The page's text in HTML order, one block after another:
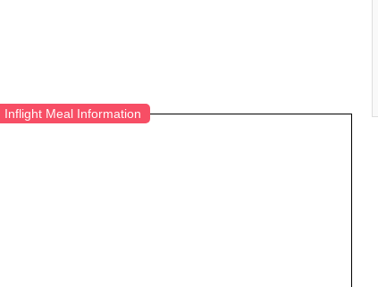
Inflight Meal Information